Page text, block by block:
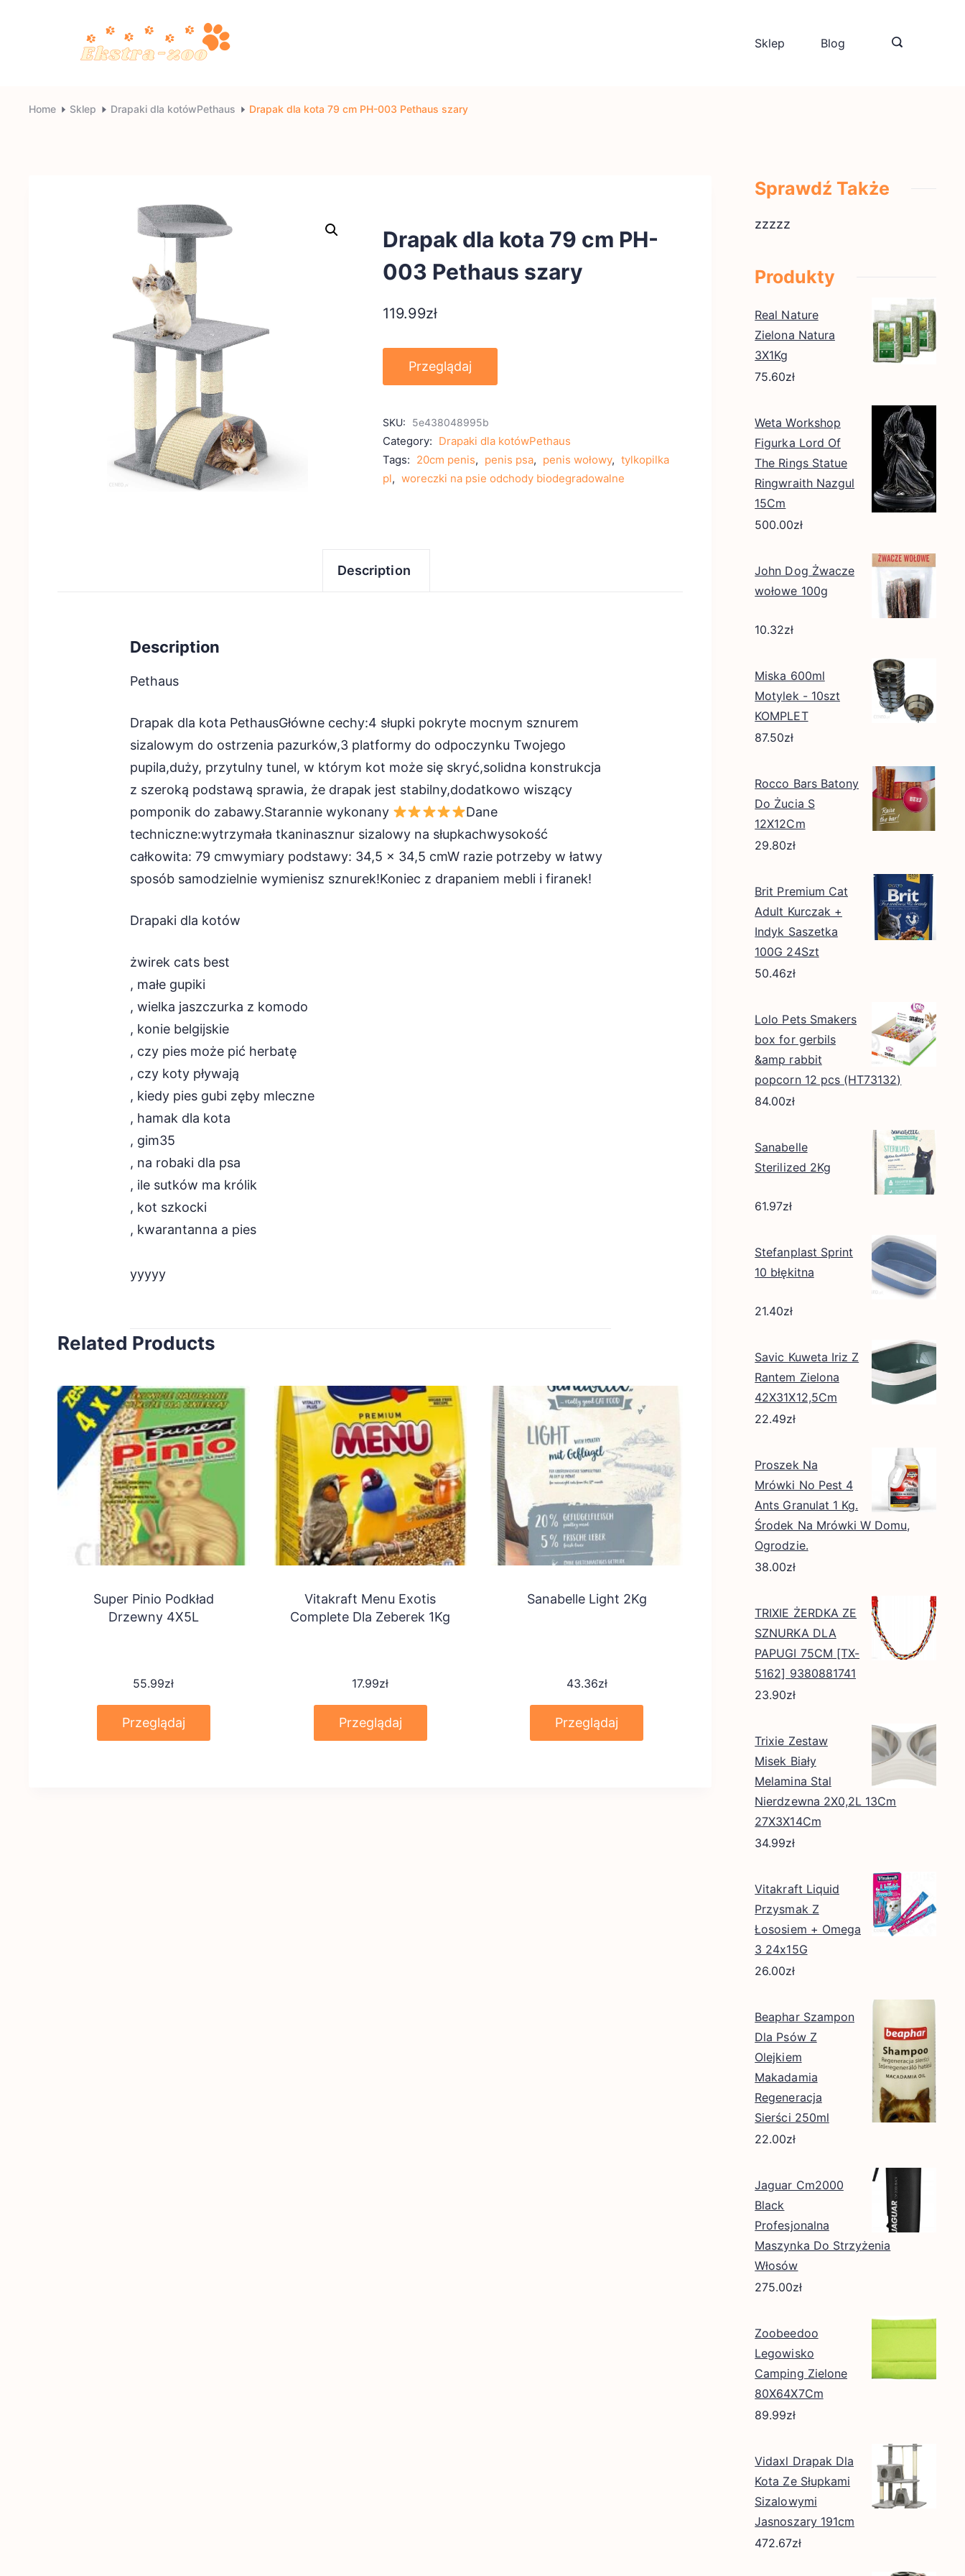
zoo
Sklep Blog
Home Sklep Drapaki dla kotówPethaus Drapak dla kota 79 cm PH-003 Pethaus szary
Drapak dla kota 79 cm PH-
003 Pethaus szary
119.99zł
Przeglądaj
SKU: 5e438048995b
Category: Drapaki dla kotówPethaus
Tags: 20cm penis, penis psa, penis wołowy, tylkopilka
pl, woreczki na psie odchody biodegradowalne
Description
Description
Pethaus
Drapak dla kota PethausGłówne cechy:4 słupki pokryte mocnym sznurem
sizalowym do ostrzenia pazurków,3 platformy do odpoczynku Twojego
pupila,duży, przytulny tunel, w którym kot może się skryć,solidna konstrukcja
z szeroką podstawą sprawia, że drapak jest stabilny,dodatkowo wiszący
pomponik do zabawy.Starannie wykonany
Dane
techniczne:wytrzymała tkaninasznur sizalowy na słupkachwysokość
całkowita: 79 cmwymiary podstawy: 34,5 × 34,5 cmW razie potrzeby w łatwy
sposób samodzielnie wymienisz sznurek!Koniec z drapaniem mebli i firanek!
Drapaki dla kotów
żwirek cats best
, małe gupiki
, wielka jaszczurka z komodo
, konie belgijskie
, czy pies może pić herbatę
, czy koty pływają
, kiedy pies gubi zęby mleczne
, hamak dla kota
, gim35
, na robaki dla psa
, ile sutków ma królik
, kot szkocki
, kwarantanna a pies
yyyyy
Related Products
Super Pinio Podkład
Drzewny 4X5L
55.99zł
Przeglądaj
Vitakraft Menu Exotis
Complete Dla Zeberek 1Kg
17.99zł
Przeglądaj
Sanabelle Light 2Kg
43.36zł
Przeglądaj
Sprawdź Także
zzzzz
Produkty
Real Nature
Zielona Natura
3X1Kg
75.60zł
Weta Workshop
Figurka Lord Of
The Rings Statue
Ringwraith Nazgul
15Cm
500.00zł
John Dog Żwacze
wołowe 100g
10.32zł
Miska 600ml
Motylek - 10szt
KOMPLET
87.50zł
Rocco Bars Batony
Do Żucia S
12X12Cm
29.80zł
Brit Premium Cat
Adult Kurczak +
Indyk Saszetka
100G 24Szt
50.46zł
Lolo Pets Smakers
box for gerbils
&amp rabbit
popcorn 12 pcs (HT73132)
84.00zł
Sanabelle
Sterilized 2Kg
61.97zł
Stefanplast Sprint
10 błękitna
21.40zł
Savic Kuweta Iriz Z
Rantem Zielona
42X31X12,5Cm
22.49zł
Proszek Na
Mrówki No Pest 4
Ants Granulat 1 Kg.
Środek Na Mrówki W Domu,
Ogrodzie.
38.00zł
TRIXIE ŻERDKA ZE
SZNURKA DLA
PAPUGI 75CM [TX-
5162] 9380881741
23.90zł
Trixie Zestaw
Misek Biały
Melamina Stal
Nierdzewna 2X0,2L 13Cm
27X3X14Cm
34.99zł
Vitakraft Liquid
Przysmak Z
Łososiem + Omega
3 24x15G
26.00zł
Beaphar Szampon
Dla Psów Z
Olejkiem
Makadamia
Regeneracja
Sierści 250ml
22.00zł
Jaguar Cm2000
Black
Profesjonalna
Maszynka Do Strzyżenia
Włosów
275.00zł
Zoobeedoo
Legowisko
Camping Zielone
80X64X7Cm
89.99zł
Vidaxl Drapak Dla
Kota Ze Słupkami
Sizalowymi
Jasnoszary 191cm
472.67zł